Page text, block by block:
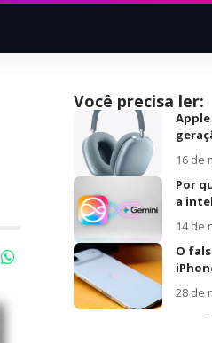
Você precisa ler:
Apple
16 de
Por
a
14 de
O
28 de